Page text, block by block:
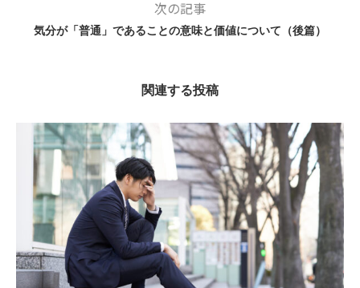
次の記事
気分が「普通」であることの意味と価値について（後篇）
関連する投稿